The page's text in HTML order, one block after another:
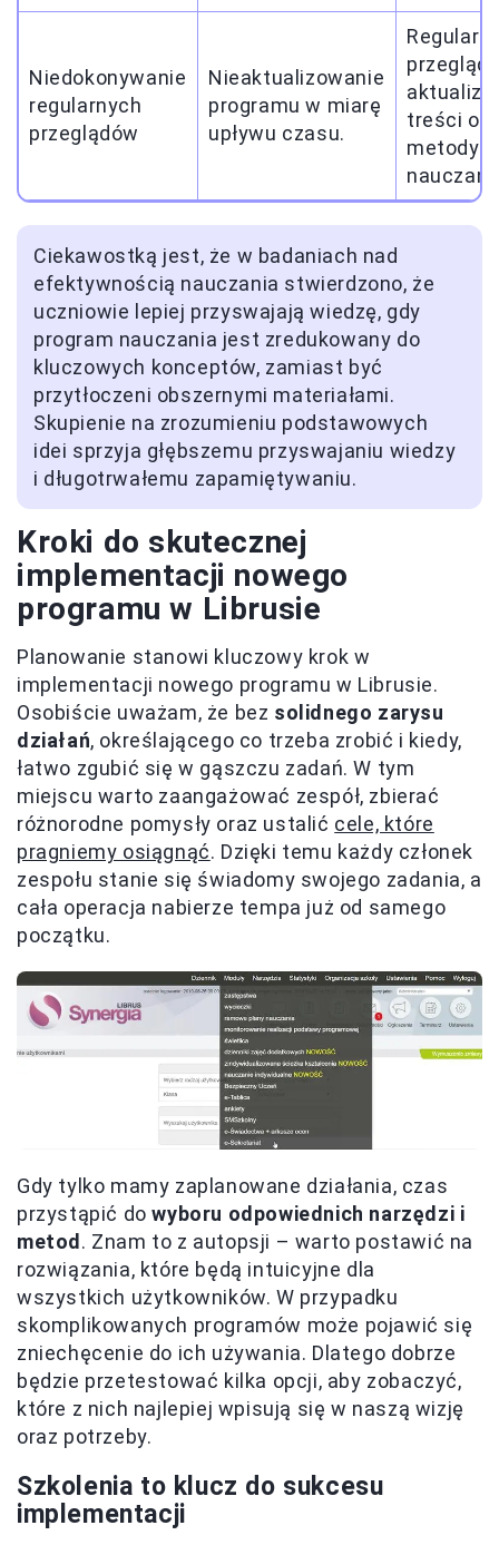
Niedokonywanie
regularnych
przeglądów
Nieaktualizowanie
programu w miarę
upływu czasu.
treści
metody
Ciekawostką jest, że w badaniach nad
efektywnością nauczania stwierdzono, że
uczniowie lepiej przyswajają wiedzę, gdy
program nauczania jest zredukowany do
kluczowych konceptów, zamiast być
przytłoczeni obszernymi materiałami.
Skupienie na zrozumieniu podstawowych
idei sprzyja głębszemu przyswajaniu wiedzy
i długotrwałemu zapamiętywaniu.
Kroki do skutecznej
implementacji nowego
programu w Librusie
Planowanie stanowi kluczowy krok w
implementacji nowego programu w Librusie.
Osobiście uważam, że bez solidnego zarysu
działań, określającego co trzeba zrobić i kiedy,
łatwo zgubić się w gąszczu zadań. W tym
miejscu warto zaangażować zespół, zbierać
różnorodne pomysły oraz ustalić cele, które
pragniemy osiągnąć. Dzięki temu każdy członek
zespołu stanie się świadomy swojego zadania, a
cała operacja nabierze tempa już od samego
początku.
Gdy tylko mamy zaplanowane działania, czas
przystąpić do wyboru odpowiednich narzędzi i
metod. Znam to z autopsji – warto postawić na
rozwiązania, które będą intuicyjne dla
wszystkich użytkowników. W przypadku
skomplikowanych programów może pojawić się
zniechęcenie do ich używania. Dlatego dobrze
będzie przetestować kilka opcji, aby zobaczyć,
które z nich najlepiej wpisują się w naszą wizję
oraz potrzeby.
Szkolenia to klucz do sukcesu
implementacji